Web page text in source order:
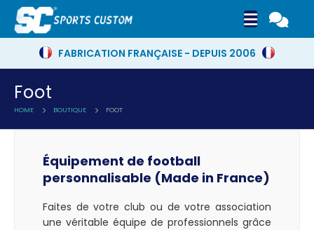
FABRICATION FRANÇAISE - DEPUIS 2006
Foot
HOME BOUTIQUE FOOT
Équipement de football
personnalisable (Made in France)
Faites de votre club ou de votre association
une véritable équipe de professionnels grâce